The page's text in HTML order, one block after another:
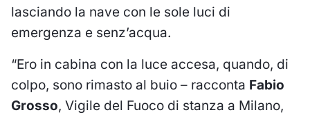
lasciando la nave con le sole luci di
emergenza e senz’acqua.
“Ero in cabina con la luce accesa, quando, di
colpo, sono rimasto al buio – racconta Fabio
Grosso, Vigile del Fuoco di stanza a Milano,